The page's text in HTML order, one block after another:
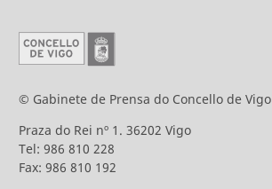
© Gabinete de Prensa do Concello de Vigo
Praza do Rei nº 1. 36202 Vigo
Tel: 986 810 228
Fax: 986 810 192